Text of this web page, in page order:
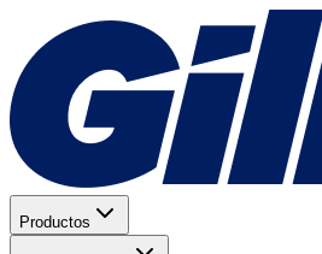
Productos